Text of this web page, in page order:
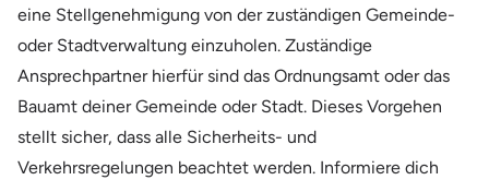
eine Stellgenehmigung von der zuständigen Gemeinde-
oder Stadtverwaltung einzuholen. Zuständige
Ansprechpartner hierfür sind das Ordnungsamt oder das
Bauamt deiner Gemeinde oder Stadt. Dieses Vorgehen
stellt sicher, dass alle Sicherheits- und
Verkehrsregelungen beachtet werden. Informiere dich